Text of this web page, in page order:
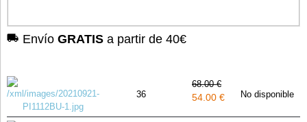
Envío GRATIS a partir de 40€
36
68.00 €
54.00 € No disponible